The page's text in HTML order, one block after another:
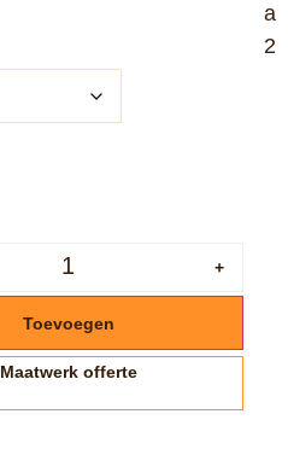
a
2
+
Toevoegen
Maatwerk offerte